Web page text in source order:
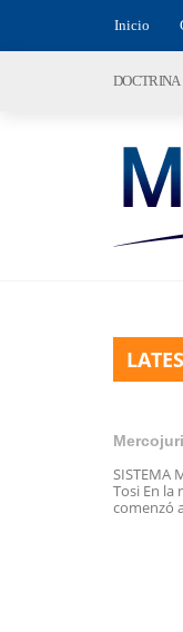
Inicio
DOCTRINA
SISTEMA
Tosi En la
comenzó